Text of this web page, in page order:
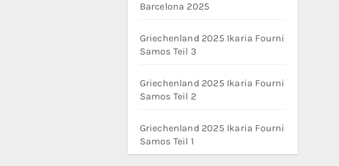
Barcelona 2025
Griechenland 2025 Ikaria Fourni
Samos Teil 3
Griechenland 2025 Ikaria Fourni
Samos Teil 2
Griechenland 2025 Ikaria Fourni
Samos Teil 1